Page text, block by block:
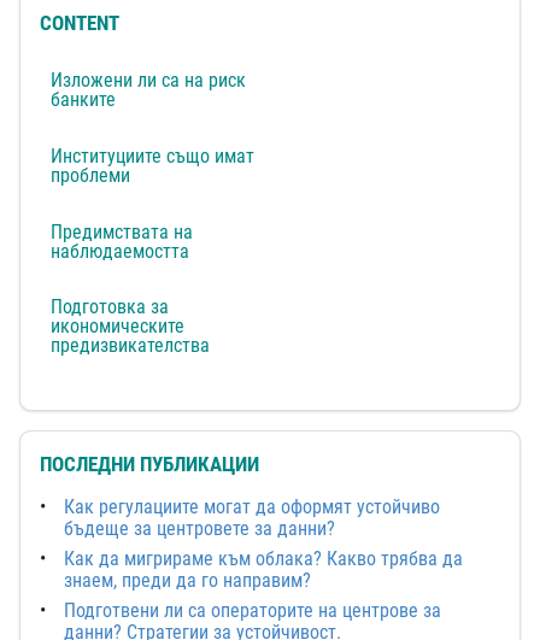
CONTENT
Изложени ли са на риск
банките
Институциите също имат
проблеми
Предимствата на
наблюдаемостта
Подготовка за
икономическите
предизвикателства
ПОСЛЕДНИ ПУБЛИКАЦИИ
Как регулациите могат да оформят устойчиво
бъдеще за центровете за данни?
Как да мигрираме към облака? Какво трябва да
знаем, преди да го направим?
Подготвени ли са операторите на центрове за
данни? Стратегии за устойчивост.